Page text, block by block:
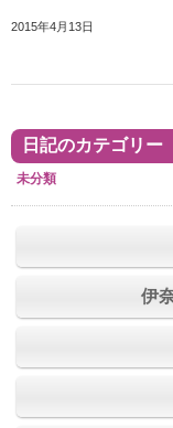
2015年4月13日
日記のカテゴリー
未分類
伊